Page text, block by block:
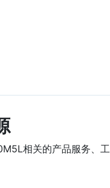
相关的产品服务、